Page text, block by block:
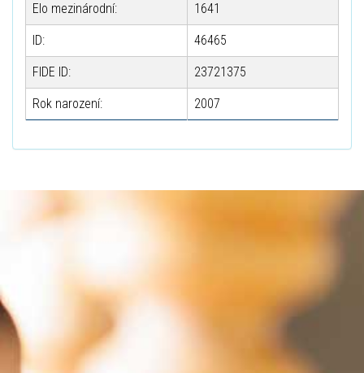
Elo mezinárodní: 1641
ID: 46465
FIDE ID: 23721375
Rok narození: 2007